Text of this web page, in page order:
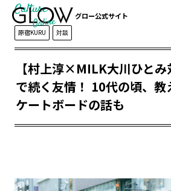
グロー公式サイト
Culture
原宿KURU 対談
【村上淳×MILK大川ひと
で続く友情！ 10代の頃、教
ケートボードの話も